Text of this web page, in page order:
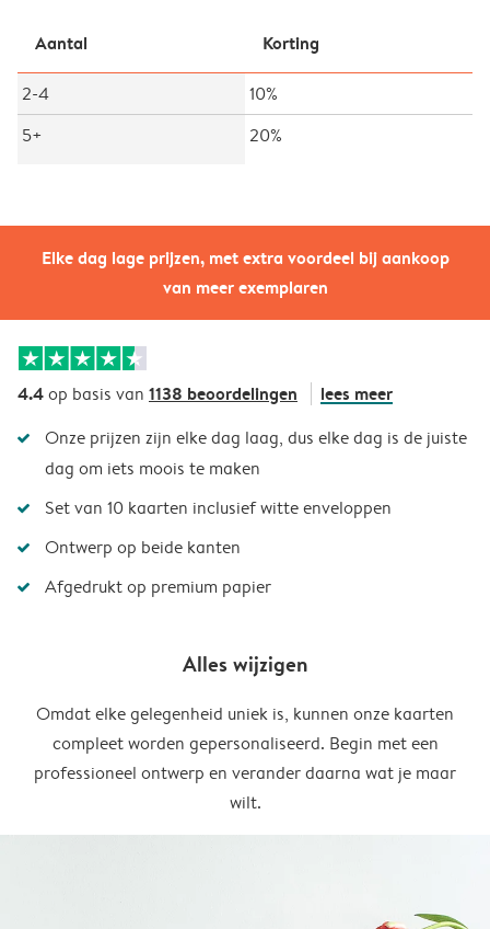
Elke dag lage prijzen, met extra voordeel bij aankoop
van meer exemplaren
Aantal Korting
2-4
10%
5+
20%
4.4op basis van 1138 beoordelingen lees meer
Onze prijzen zijn elke dag laag, dus elke dag is de juiste
dag om iets moois te maken
Set van 10 kaarten inclusief witte enveloppen
Ontwerp op beide kanten
Afgedrukt op premium papier
Alles wijzigen
Omdat elke gelegenheid uniek is, kunnen onze kaarten
compleet worden gepersonaliseerd. Begin met een
professioneel ontwerp en verander daarna wat je maar
wilt.